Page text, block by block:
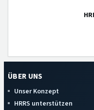
ÜBER UNS
Unser Konzept
HRRS unterstützen